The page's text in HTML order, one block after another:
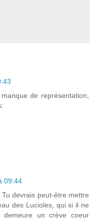
de représentation,
09:44
devrais peut-être mettre
des Lucioles, qui si il ne
un crève coeur